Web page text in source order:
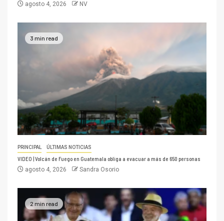
agosto 4, 2026 NV
3 min read
PRINCIPAL ÚLTIMAS NOTICIAS
VIDEO | Volcán de Fuego en Guatemala obliga a evacuar a más de 650 personas
agosto 4, 2026 Sandra Osorio
2 min read